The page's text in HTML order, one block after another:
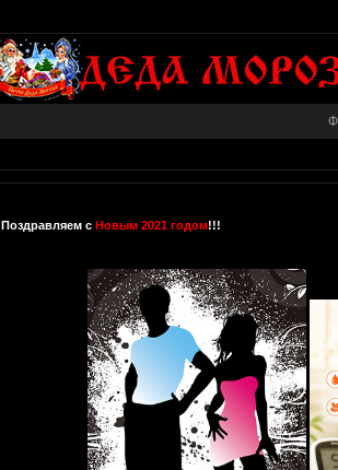
Поздравляем с Новым 2021 годом!!!